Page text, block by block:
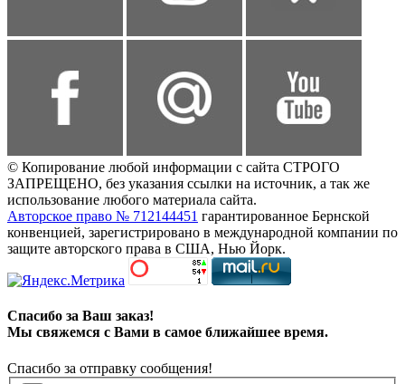
© Копирование любой информации с сайта СТРОГО
ЗАПРЕЩЕНО, без указания ссылки на источник, а так же
использование любого материала сайта.
Авторское право № 712144451 гарантированное Бернской
конвенцией, зарегистрировано в международной компании по
защите авторского права в США, Нью Йорк.
Спасибо за Ваш заказ!
Мы свяжемся с Вами в самое ближайшее время.
Спасибо за отправку сообщения!